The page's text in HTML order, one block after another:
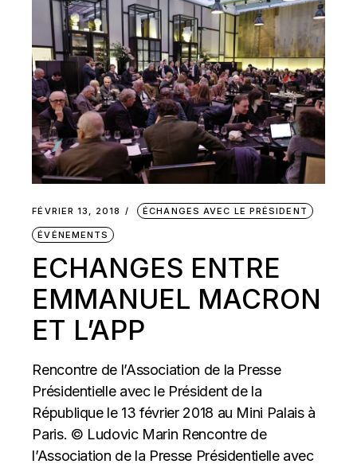
FÉVRIER 13, 2018 ÉCHANGES AVEC LE PRÉSIDENT
ÉVÉNEMENTS
ECHANGES ENTRE
EMMANUEL MACRON
ET L’APP
Rencontre de l’Association de la Presse
Présidentielle avec le Président de la
République le 13 février 2018 au Mini Palais à
Paris. © Ludovic Marin Rencontre de
l’Association de la Presse Présidentielle avec